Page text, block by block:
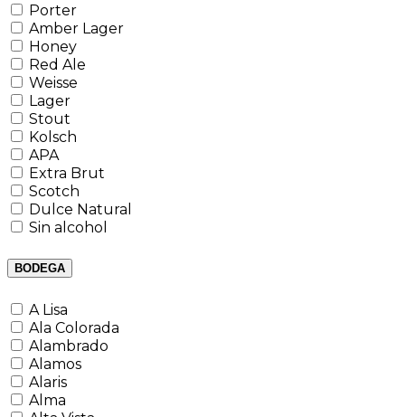
Porter
Amber Lager
Honey
Red Ale
Weisse
Lager
Stout
Kolsch
APA
Extra Brut
Scotch
Dulce Natural
Sin alcohol
BODEGA
A Lisa
Ala Colorada
Alambrado
Alamos
Alaris
Alma